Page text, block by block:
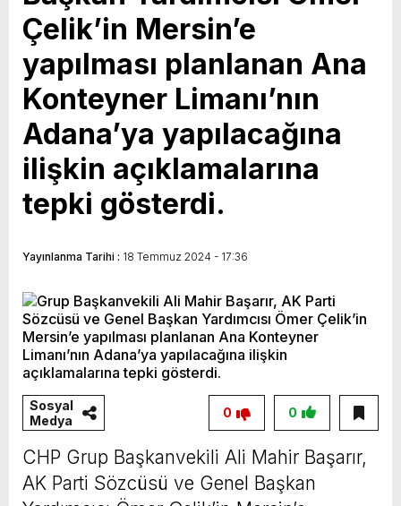
Vahap Seçer
Paylaşımda; Türkiye Belediyeler Birliği Başkanı
Sayın Vahap Seçer’i makamında ziyaret ettik.
Kentimiz başta olmak üzere yerel yönetimlere
ilişkin birçok konuda fikir alışverişinde
bulunduk. Ortak akıl ve iş birliğiyle hayata
geçireceğimiz çalışmalar üzerine verimli bir
görüşme gerçekleştirdik. Nazik ev sahipliği ve
kıymetli değerlendirmeleri için Başkanımız
Vahap Seçer
Çelik’in Mersin’e
yapılması planlanan Ana
Konteyner Limanı’nın
Adana’ya yapılacağına
ilişkin açıklamalarına
tepki gösterdi.
Yayınlanma Tarihi : 18 Temmuz 2024 - 17:36
Sosyal
Medya
0
0
CHP Grup Başkanvekili Ali Mahir Başarır,
AK Parti Sözcüsü ve Genel Başkan